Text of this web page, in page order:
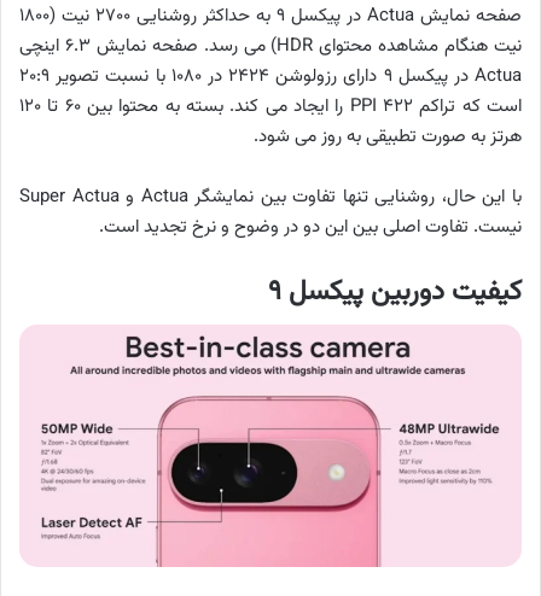
صفحه نمایش Actua در پیکسل ۹ به حداکثر روشنایی ۲۷۰۰ نیت (۱۸۰۰
نیت هنگام مشاهده محتوای HDR) می رسد. صفحه نمایش ۶.۳ اینچی
Actua در پیکسل ۹ دارای رزولوشن ۲۴۲۴ در ۱۰۸۰ با نسبت تصویر ۲۰:۹
است که تراکم ۴۲۲ PPI را ایجاد می کند. بسته به محتوا بین ۶۰ تا ۱۲۰
هرتز به صورت تطبیقی ​​به روز می شود.
با این حال، روشنایی تنها تفاوت بین نمایشگر Actua و Super Actua
نیست. تفاوت اصلی بین این دو در وضوح و نرخ تجدید است.
کیفیت دوربین پیکسل ۹